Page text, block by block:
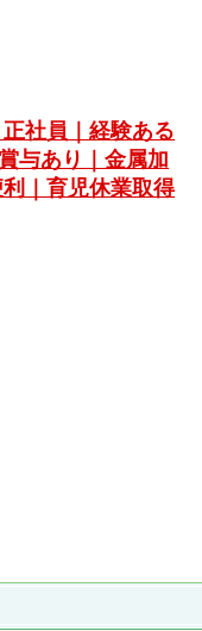
社員｜経験ある
与あり｜金属加
｜育児休業取得